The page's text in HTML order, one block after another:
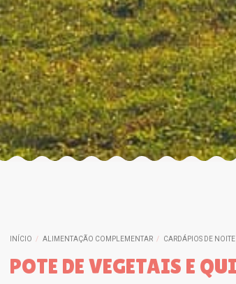
INÍCIO ALIMENTAÇÃO COMPLEMENTAR CARDÁPIOS DE NOITE
POTE DE VEGETAIS E